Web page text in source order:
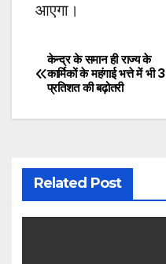
आएगा।
Post
navigation
केन्द्र के समान ही राज्य के
कार्मिकों के महंगाई भत्ते में भी 3
प्रतिशत की बढ़ोतरी
Related Post